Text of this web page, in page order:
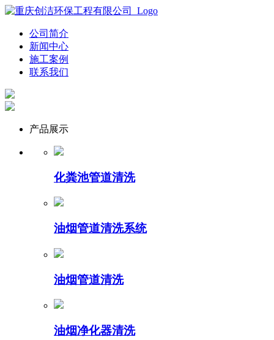
公司简介
新闻中心
施工案例
联系我们
产品展示
化粪池管道清洗
油烟管道清洗系统
油烟管道清洗
油烟净化器清洗